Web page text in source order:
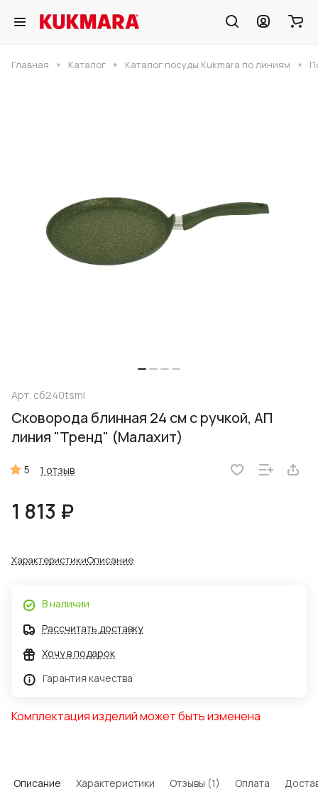
Главная Каталог Каталог посуды Kukmara по линиям
Арт. сб240tsml
Сковорода блинная 24 см с ручкой, АП
линия "Тренд" (Малахит)
5 1 отзыв
1 813 ₽
ХарактеристикиОписание
В наличии
Рассчитать доставку
Хочу в подарок
Гарантия качества
Комплектация изделий может быть изменена
Описание Характеристики Отзывы (1) Оплата